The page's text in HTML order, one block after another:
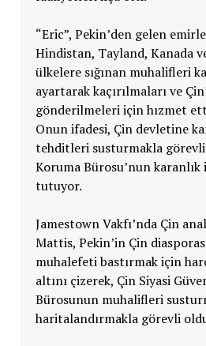
“Eric”, Pekin’den gelen
Hindistan, Tayland, Kanada
ülkelere sığınan muhalifleri
ayartarak kaçırılmaları ve
gönderilmeleri için hızmet
Onun ifadesi, Çin devletine
tehditleri susturmakla görevli
Koruma Bürosu’nun karanlık
tutuyor.
Jamestown Vakfı’nda Çin
Mattis, Pekin’in Çin
muhalefeti bastırmak için
altını çizerek, Çin Siyasi
Bürosunun muhalifleri
haritalandırmakla görevli